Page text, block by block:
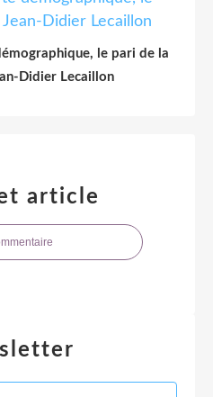
le pari de la
Didier Lecaillon
article